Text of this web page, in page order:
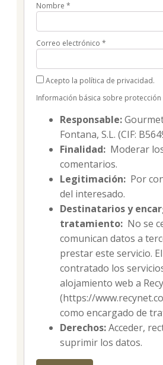
Nombre *
Correo electrónico *
Acepto la política de privacidad.
Información básica sobre
Responsable:
Fontana, S.L. (CIF:
Finalidad: Moderar
comentarios.
Legitimación: Por
del interesado.
Destinatarios y
tratamiento: No se
comunican datos a
prestar este servicio.
contratado los
alojamiento web a
(https://
como encargado de
Derechos:Acceder,
suprimir los datos.